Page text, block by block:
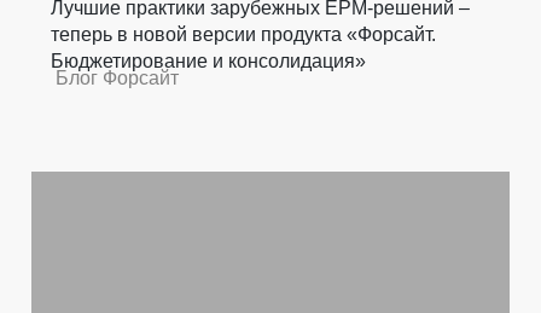
Лучшие практики зарубежных EPM-решений –
теперь в новой версии продукта «Форсайт.
Бюджетирование и консолидация»
Блог Форсайт